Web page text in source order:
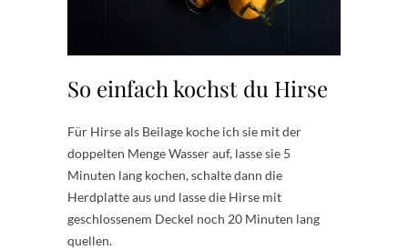
So einfach kochst du Hirse
Für Hirse als Beilage koche ich sie mit der
doppelten Menge Wasser auf, lasse sie 5
Minuten lang kochen, schalte dann die
Herdplatte aus und lasse die Hirse mit
geschlossenem Deckel noch 20 Minuten lang
quellen.